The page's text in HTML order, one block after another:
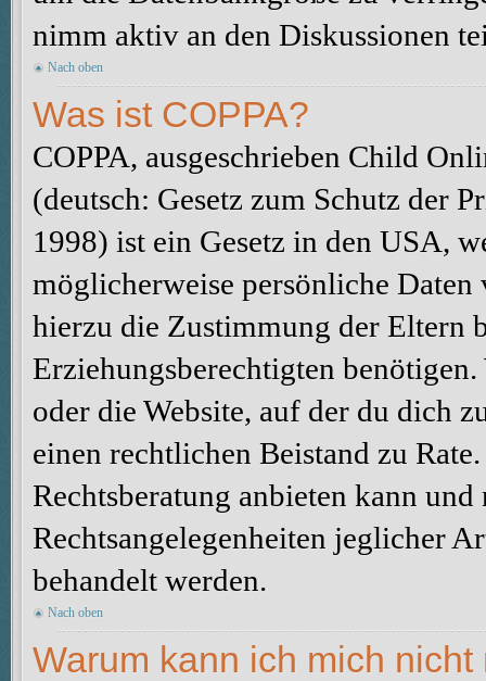
nimm aktiv an den Diskussionen
Nach oben
Was ist COPPA?
COPPA, ausgeschrieben Child
(deutsch: Gesetz zum Schutz der
1998) ist ein Gesetz in den USA,
möglicherweise persönliche
hierzu die Zustimmung der Eltern
Erziehungsberechtigten
oder die Website, auf der du dich
einen rechtlichen Beistand zu
Rechtsberatung anbieten kann
Rechtsangelegenheiten jeglicher
behandelt werden.
Nach oben
Warum kann ich mich nicht